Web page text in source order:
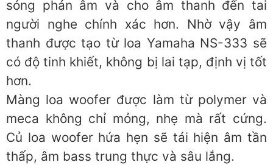
sóng phản âm và cho âm thanh đến tai
người nghe chính xác hơn. Nhờ vậy âm
thanh được tạo từ loa Yamaha NS-333 sẽ
có độ tinh khiết, không bị lai tạp, định vị tốt
hơn.
Màng loa woofer được làm từ polymer và
meca không chỉ mỏng, nhẹ mà rất cứng.
Củ loa woofer hứa hẹn sẽ tái hiện âm tần
thấp, âm bass trung thực và sâu lắng.